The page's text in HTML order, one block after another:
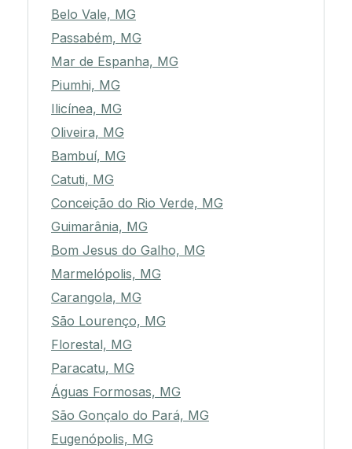
Belo Vale, MG
Passabém, MG
Mar de Espanha, MG
Piumhi, MG
Ilicínea, MG
Oliveira, MG
Bambuí, MG
Catuti, MG
Conceição do Rio Verde, MG
Guimarânia, MG
Bom Jesus do Galho, MG
Marmelópolis, MG
Carangola, MG
São Lourenço, MG
Florestal, MG
Paracatu, MG
Águas Formosas, MG
São Gonçalo do Pará, MG
Eugenópolis, MG